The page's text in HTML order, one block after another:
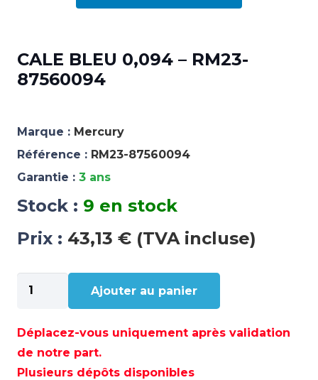
CALE BLEU 0,094 – RM23-
87560094
Marque : Mercury
Référence : RM23-87560094
Garantie : 3 ans
Stock : 9 en stock
Prix : 43,13 € (TVA incluse)
quantité
de
BLEU
0,094
-
Ajouter au panier
Déplacez-vous uniquement après validation
de notre part.
Plusieurs dépôts disponibles